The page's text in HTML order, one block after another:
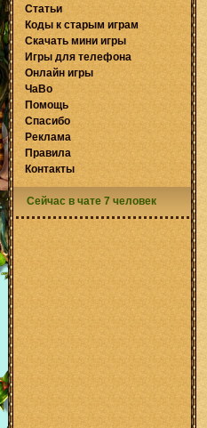
Статьи
Коды к старым играм
Скачать мини игры
Игры для телефона
Онлайн игры
ЧаВо
Помощь
Спасибо
Реклама
Правила
Контакты
Сейчас в чате 7 человек